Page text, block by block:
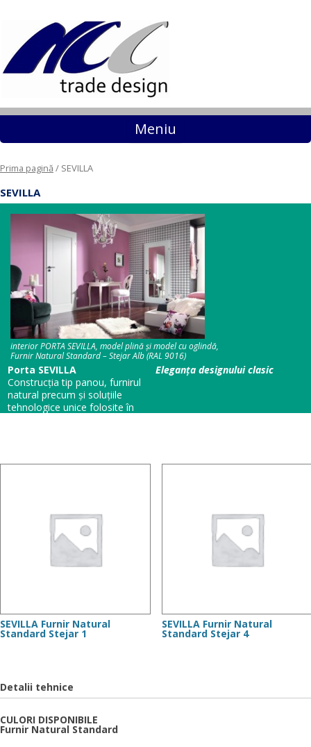
Meniu Sari la conținut
Prima pagină / SEVILLA
SEVILLA
interior PORTA SEVILLA, model plină și model cu oglindă,
Furnir Natural Standard – Stejar Alb (RAL 9016)
Porta SEVILLA
Eleganța designului clasic
Construcţia tip panou, furnirul
natural precum şi soluţiile
tehnologice unice folosite în
SEVILLA Furnir Natural
Standard Stejar 1
SEVILLA Furnir Natural
Standard Stejar 4
Detalii tehnice
CULORI DISPONIBILE
Furnir Natural Standard